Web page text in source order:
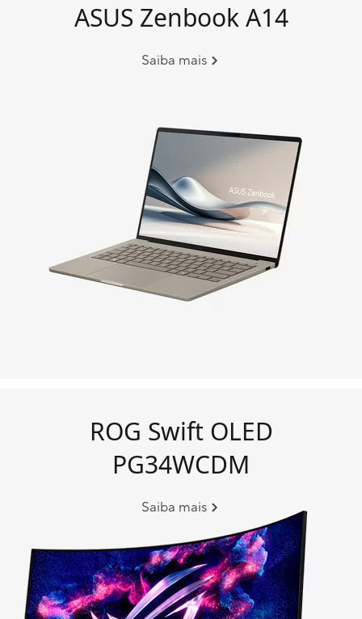
ASUS Zenbook A14
Saiba mais
ROG Swift OLED
PG34WCDM
Saiba mais